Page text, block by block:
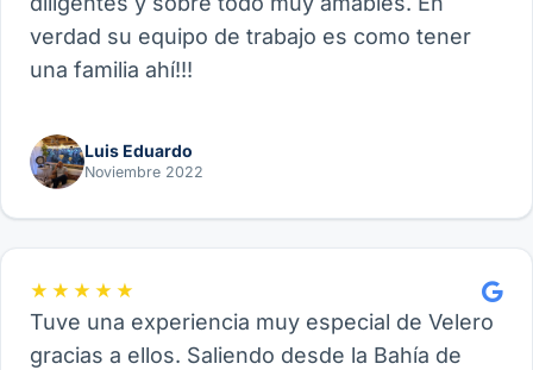
verdad su equipo de trabajo es como tener
una familia ahí!!!
Luis Eduardo
Noviembre 2022
★★★★★
Tuve una experiencia muy especial de Velero
gracias a ellos. Saliendo desde la Bahía de